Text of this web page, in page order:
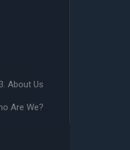
About Us
Are We?